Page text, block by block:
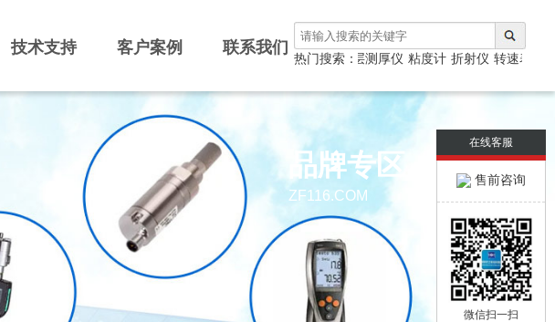
技术支持 客户案例 联系我们
热门搜索：
测厚仪 涂层测厚仪 粘度计 折射仪 转速表
品牌专区
ZF116.COM
在线客服
售前咨询
微信扫一扫